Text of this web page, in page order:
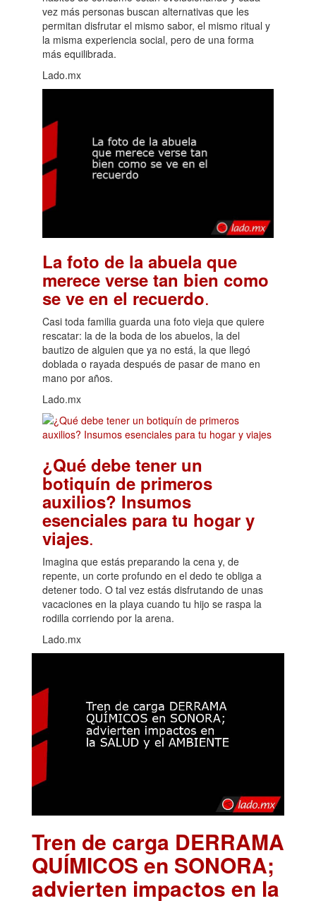
vez más personas buscan alternativas que les
permitan disfrutar el mismo sabor, el mismo ritual y
la misma experiencia social, pero de una forma
más equilibrada.
Lado.mx
La foto de la abuela que
merece verse tan bien como
se ve en el recuerdo.
Casi toda familia guarda una foto vieja que quiere
rescatar: la de la boda de los abuelos, la del
bautizo de alguien que ya no está, la que llegó
doblada o rayada después de pasar de mano en
mano por años.
Lado.mx
¿Qué debe tener un
botiquín de primeros
auxilios? Insumos
esenciales para tu hogar y
viajes.
Imagina que estás preparando la cena y, de
repente, un corte profundo en el dedo te obliga a
detener todo. O tal vez estás disfrutando de unas
vacaciones en la playa cuando tu hijo se raspa la
rodilla corriendo por la arena.
Lado.mx
Tren de carga DERRAMA
QUÍMICOS en SONORA;
advierten impactos en la